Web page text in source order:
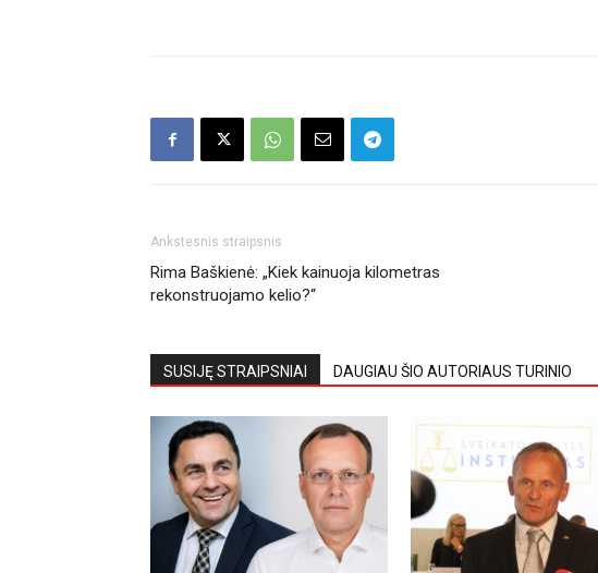
Ankstesnis straipsnis
Rima Baškienė: „Kiek kainuoja kilometras
rekonstruojamo kelio?“
SUSIJĘ STRAIPSNIAI DAUGIAU ŠIO AUTORIAUS TURINIO